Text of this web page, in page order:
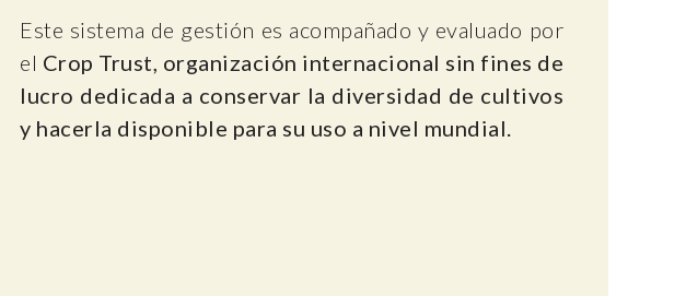
Este sistema de gestión es acompañado y evaluado por
el Crop Trust, organización internacional sin fines de
lucro dedicada a conservar la diversidad de cultivos
y hacerla disponible para su uso a nivel mundial.